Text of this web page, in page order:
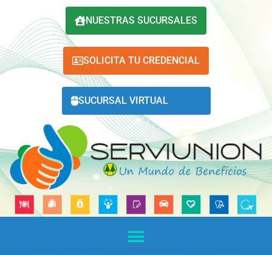
NUESTRAS SUCURSALES
SOLICITA TU CREDENCIAL
SUCURSAL VIRTUAL